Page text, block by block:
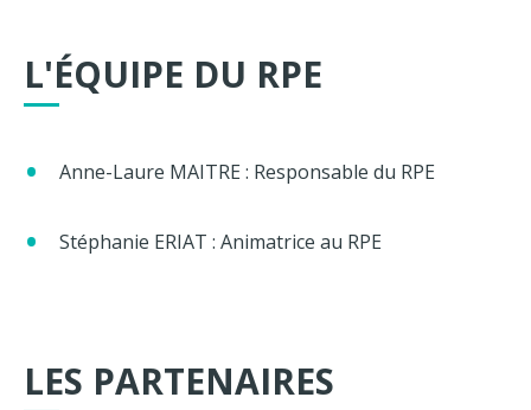
L'ÉQUIPE DU RPE
Anne-Laure MAITRE : Responsable du RPE
Stéphanie ERIAT : Animatrice au RPE
LES PARTENAIRES